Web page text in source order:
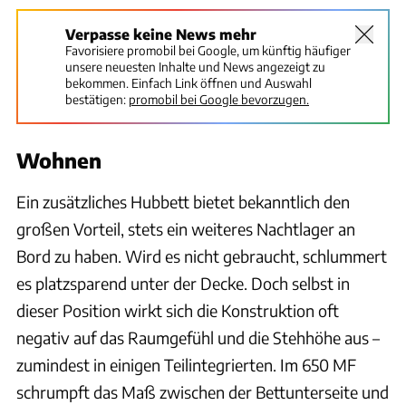
Verpasse keine News mehr
Favorisiere promobil bei Google, um künftig häufiger
unsere neuesten Inhalte und News angezeigt zu
bekommen. Einfach Link öffnen und Auswahl
bestätigen: promobil bei Google bevorzugen.
Wohnen
Ein zusätzliches Hubbett bietet bekanntlich den
großen Vorteil, stets ein weiteres Nachtlager an
Bord zu haben. Wird es nicht gebraucht, schlummert
es platzsparend unter der Decke. Doch selbst in
dieser Position wirkt sich die Konstruktion oft
negativ auf das Raumgefühl und die Stehhöhe aus –
zumindest in einigen Teilintegrierten. Im 650 MF
schrumpft das Maß zwischen der Bettunterseite und